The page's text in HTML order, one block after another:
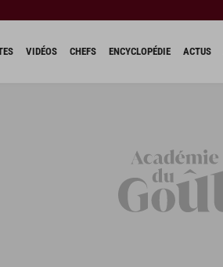
VIDÉOS CHEFS ENCYCLOPÉDIE ACTUS